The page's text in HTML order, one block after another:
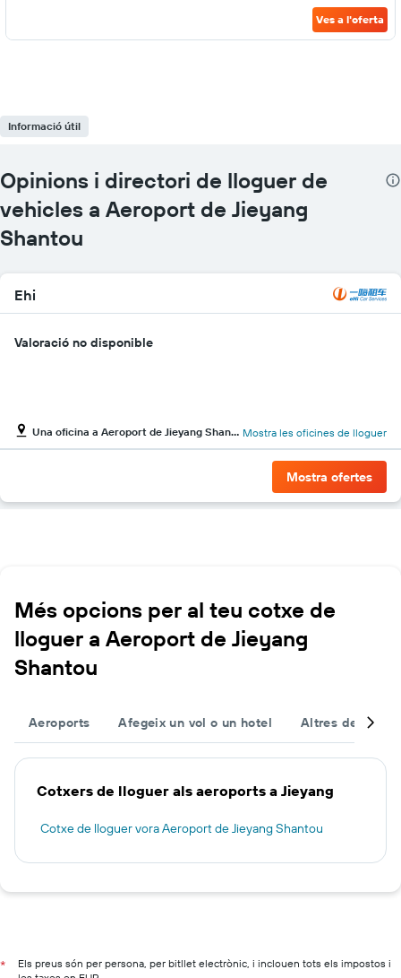
Ves a l'oferta
Informació útil
Opinions i directori de lloguer de
vehicles a Aeroport de Jieyang
Shantou
Ehi
Valoració no disponible
Una oficina a Aeroport de Jieyang Shantou Mostra les oficines de lloguer
Mostra ofertes
Més opcions per al teu cotxe de
lloguer a Aeroport de Jieyang
Shantou
Aeroports Afegeix un vol o un hotel Altres
Cotxers de lloguer als aeroports a Jieyang
Cotxe de lloguer vora Aeroport de Jieyang Shantou
*
Els preus són per persona, per bitllet electrònic, i inclouen tots els impostos i